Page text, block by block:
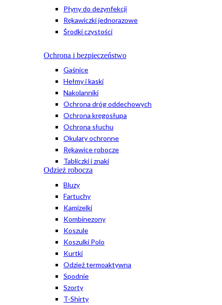
Płyny do dezynfekcji
Rękawiczki jednorazowe
Środki czystości
Ochrona i bezpieczeństwo
Gaśnice
Hełmy i kaski
Nakolanniki
Ochrona dróg oddechowych
Ochrona kręgosłupa
Ochrona słuchu
Okulary ochronne
Rękawice robocze
Tabliczki i znaki
Odzież robocza
Bluzy
Fartuchy
Kamizelki
Kombinezony
Koszule
Koszulki Polo
Kurtki
Odzież termoaktywna
Spodnie
Szorty
T-Shirty